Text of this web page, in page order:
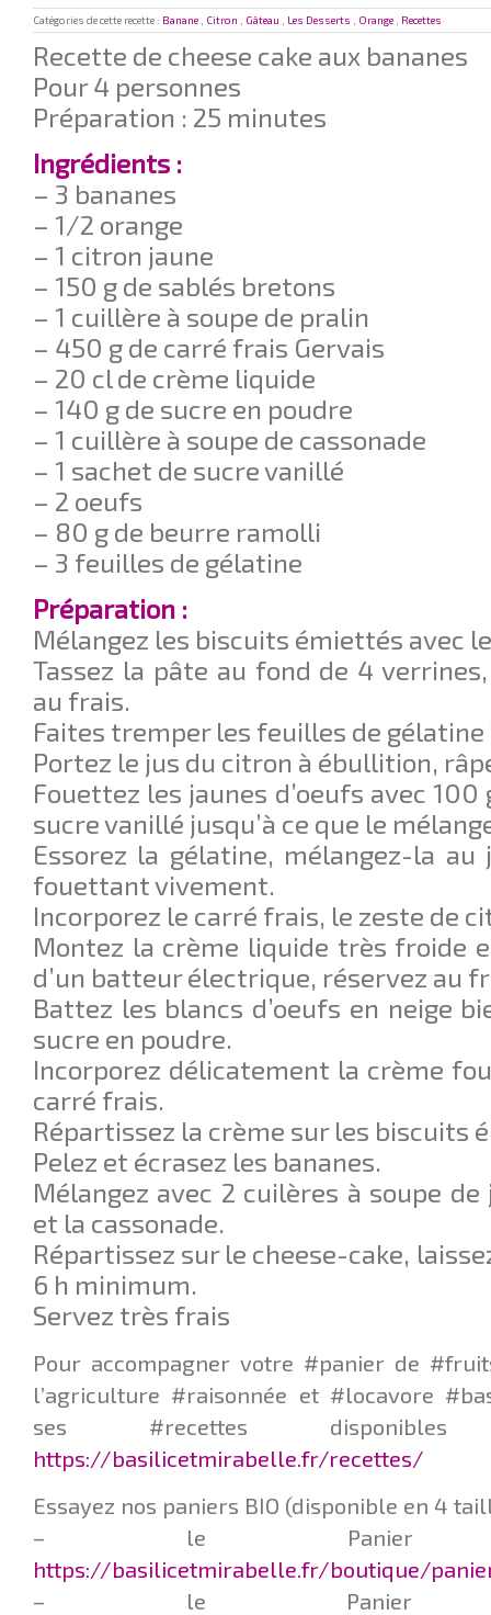
Catégories de cette recette : Banane Citron Gâteau Les Desserts Orange Recettes
Recette de cheese cake aux bananes
Pour 4 personnes
Préparation : 25 minutes
Ingrédients :
– 3 bananes
– 1/2 orange
– 1 citron jaune
– 150 g de sablés bretons
– 1 cuillère à soupe de pralin
– 450 g de carré frais Gervais
– 20 cl de crème liquide
– 140 g de sucre en poudre
– 1 cuillère à soupe de cassonade
– 1 sachet de sucre vanillé
– 2 oeufs
– 80 g de beurre ramolli
– 3 feuilles de gélatine
Préparation :
Mélangez les biscuits émiettés avec
Tassez la pâte au fond de 4
au frais.
Faites tremper les feuilles de gélatine
Portez le jus du citron à ébullition,
Fouettez les jaunes d’oeufs avec
sucre vanillé jusqu’à ce que le
Essorez la gélatine, mélangez-la
fouettant vivement.
Incorporez le carré frais, le zeste de
Montez la crème liquide très froide
d’un batteur électrique, réservez au
Battez les blancs d’oeufs en neige
sucre en poudre.
Incorporez délicatement la crème
carré frais.
Répartissez la crème sur les biscuits
Pelez et écrasez les bananes.
Mélangez avec 2 cuilères à soupe
et la cassonade.
Répartissez sur le cheese-cake,
6 h minimum.
Servez très frais
Pour accompagner votre #panier de
l’agriculture #raisonnée et #locavore
ses #recettes
https://basilicetmirabelle.fr/recettes/
Essayez nos paniers BIO (disponible en 4
– le Panier
https://basilicetmirabelle.fr/boutique/
– le Panier